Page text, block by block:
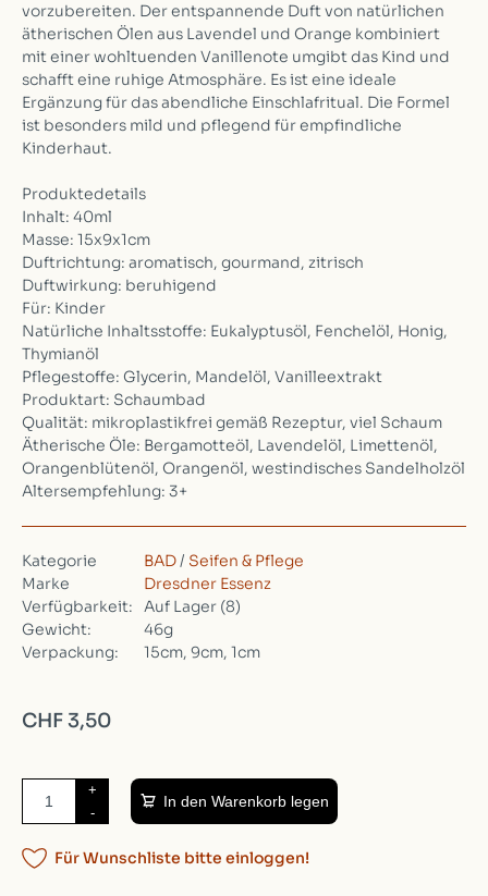
vorzubereiten. Der entspannende Duft von natürlichen
ätherischen Ölen aus Lavendel und Orange kombiniert
mit einer wohltuenden Vanillenote umgibt das Kind und
schafft eine ruhige Atmosphäre. Es ist eine ideale
Ergänzung für das abendliche Einschlafritual. Die Formel
ist besonders mild und pflegend für empfindliche
Kinderhaut.
Produktedetails
Inhalt: 40ml
Masse: 15x9x1cm
Duftrichtung: aromatisch, gourmand, zitrisch
Duftwirkung: beruhigend
Für: Kinder
Natürliche Inhaltsstoffe: Eukalyptusöl, Fenchelöl, Honig,
Thymianöl
Pflegestoffe: Glycerin, Mandelöl, Vanilleextrakt
Produktart: Schaumbad
Qualität: mikroplastikfrei gemäß Rezeptur, viel Schaum
Ätherische Öle: Bergamotteöl, Lavendelöl, Limettenöl,
Orangenblütenöl, Orangenöl, westindisches Sandelholzöl
Altersempfehlung: 3+
Kategorie BAD/ Seifen & Pflege
Marke
Dresdner Essenz
Verfügbarkeit:
Auf Lager (8)
Gewicht:
46g
Verpackung:
15cm, 9cm, 1cm
CHF 3,50
+
-
In den Warenkorb legen
Für Wunschliste bitte einloggen!